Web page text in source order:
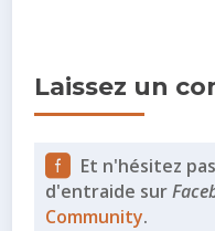
Laissez un
Et n'hésitez
d'entraide sur
Community.